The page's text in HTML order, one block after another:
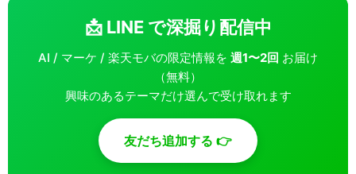
📩 LINE で深掘り配信中
AI / マーケ / 楽天モバの限定情報を 週1〜2回 お届け
（無料）
興味のあるテーマだけ選んで受け取れます
友だち追加する 👉